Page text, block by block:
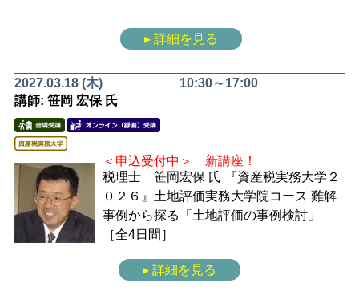
▸ 詳細を見る
2027.03.18 (木)
10:30～17:00
講師: 笹岡 宏保 氏
＜申込受付中＞ 新講座！
税理士 笹岡宏保 氏 『資産税実務大学２
０２６』土地評価実務大学院コース 難解
事例から探る「土地評価の事例検討」
［全4日間］
▸ 詳細を見る